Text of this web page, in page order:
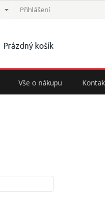
Přihlášení
NÁKUPNÍ
Prázdný košík
Vše o nákupu